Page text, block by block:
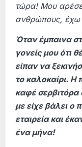
τώρα! Μου
ανθρώπους, έχω
Όταν έμπαινα
γονείς μου ότι
είπαν να
το καλοκαίρι. Η
καφέ
με είχε βάλει ο
εταιρεία και
ένα μήνα!